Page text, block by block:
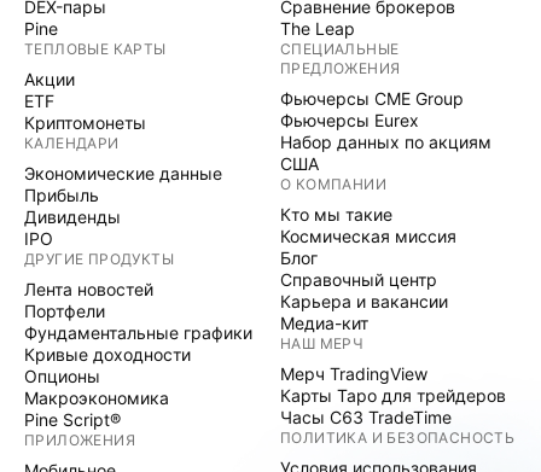
DEX-пары
Pine
ТЕПЛОВЫЕ КАРТЫ
Акции
ETF
Криптомонеты
КАЛЕНДАРИ
Экономические данные
Прибыль
Дивиденды
IPO
ДРУГИЕ ПРОДУКТЫ
Лента новостей
Портфели
Фундаментальные графики
Кривые доходности
Опционы
Макроэкономика
Pine Script®
ПРИЛОЖЕНИЯ
Сравнение брокеров
The Leap
СПЕЦИАЛЬНЫЕ
ПРЕДЛОЖЕНИЯ
Фьючерсы CME Group
Фьючерсы Eurex
Набор данных по акциям
США
О КОМПАНИИ
Кто мы такие
Космическая миссия
Блог
Справочный центр
Карьера и вакансии
Медиа-кит
НАШ МЕРЧ
Мерч TradingView
Карты Таро для трейдеров
Часы C63 TradeTime
ПОЛИТИКА И БЕЗОПАСНОСТЬ
Условия использования